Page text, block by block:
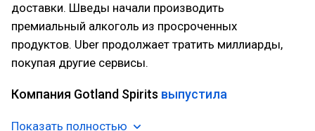
доставки. Шведы начали производить
премиальный алкоголь из просроченных
продуктов. Uber продолжает тратить миллиарды,
покупая другие сервисы.
Компания Gotland Spirits выпустила
Показать полностью